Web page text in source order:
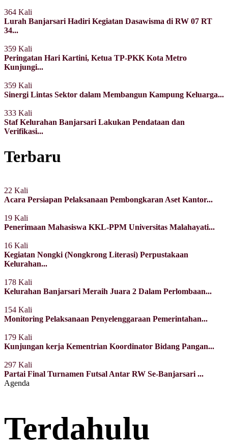
364 Kali
Lurah Banjarsari Hadiri Kegiatan Dasawisma di RW 07 RT
34...
359 Kali
Peringatan Hari Kartini, Ketua TP-PKK Kota Metro
Kunjungi...
359 Kali
Sinergi Lintas Sektor dalam Membangun Kampung Keluarga...
333 Kali
Staf Kelurahan Banjarsari Lakukan Pendataan dan
Verifikasi...
Terbaru
22 Kali
Acara Persiapan Pelaksanaan Pembongkaran Aset Kantor...
19 Kali
Penerimaan Mahasiswa KKL-PPM Universitas Malahayati...
16 Kali
Kegiatan Nongki (Nongkrong Literasi) Perpustakaan
Kelurahan...
178 Kali
Kelurahan Banjarsari Meraih Juara 2 Dalam Perlombaan...
154 Kali
Monitoring Pelaksanaan Penyelenggaraan Pemerintahan...
179 Kali
Kunjungan kerja Kementrian Koordinator Bidang Pangan...
297 Kali
Partai Final Turnamen Futsal Antar RW Se-Banjarsari ...
Agenda
Terdahulu